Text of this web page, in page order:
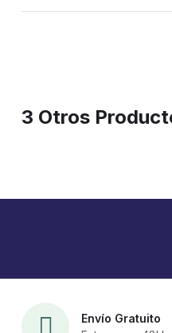
3 Otros
Envío Gratuito